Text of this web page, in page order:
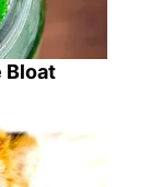
Bloat